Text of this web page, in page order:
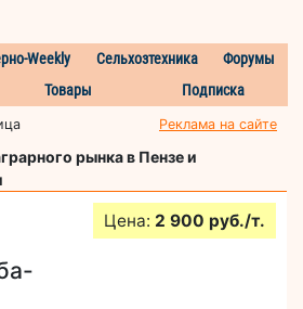
Weekly Сельхозтехника
Форумы
Товары Подписка
Реклама на сайте
рынка в Пензе и
Цена: 2 900 руб./т.